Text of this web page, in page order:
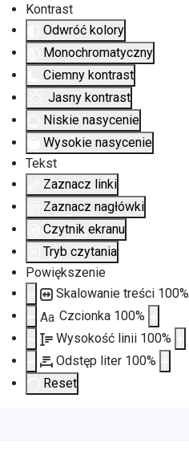
Kontrast
Odwróć kolory
Monochromatyczny
Ciemny kontrast
Jasny kontrast
Niskie nasycenie
Wysokie nasycenie
Tekst
Zaznacz linki
Zaznacz nagłówki
Czytnik ekranu
Tryb czytania
Powiększenie
Skalowanie treści 100%
Aa Czcionka 100%
Wysokość linii 100%
Odstęp liter 100%
Reset